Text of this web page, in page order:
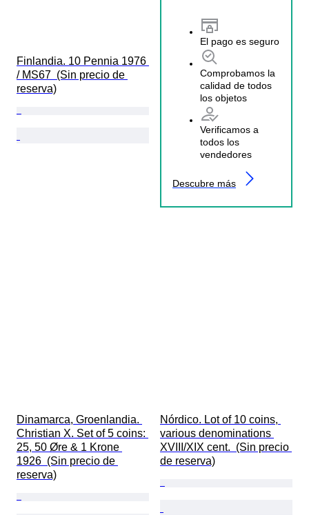
El pago es seguro
Comprobamos la
calidad de todos
los objetos
Verificamos a
todos los
vendedores
Descubre más
Finlandia. 10 Pennia 1976
/ MS67  (Sin precio de
reserva)
Dinamarca, Groenlandia.
Christian X. Set of 5 coins:
25, 50 Øre & 1 Krone
1926  (Sin precio de
reserva)
Nórdico. Lot of 10 coins,
various denominations
XVIII/XIX cent.  (Sin precio
de reserva)